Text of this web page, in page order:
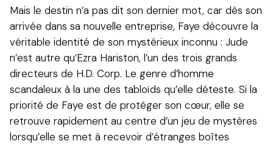
Mais le destin n’a pas dit son dernier mot, car dès son
arrivée dans sa nouvelle entreprise, Faye découvre la
véritable identité de son mystérieux inconnu : Jude
n’est autre qu’Ezra Hariston, l’un des trois grands
directeurs de H.D. Corp. Le genre d’homme
scandaleux à la une des tabloïds qu’elle déteste. Si la
priorité de Faye est de protéger son cœur, elle se
retrouve rapidement au centre d’un jeu de mystères
lorsqu’elle se met à recevoir d’étranges boîtes